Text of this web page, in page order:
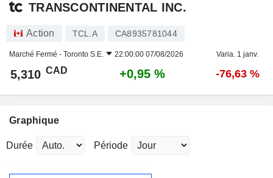
TRANSCONTINENTAL INC.
Action TCL.A CA8935781044
Marché Fermé - Toronto S.E. 22:00:00 07/08/2026 Varia. 1 janv.
5,310 CAD +0,95 % -76,63 %
Graphique
Durée Période